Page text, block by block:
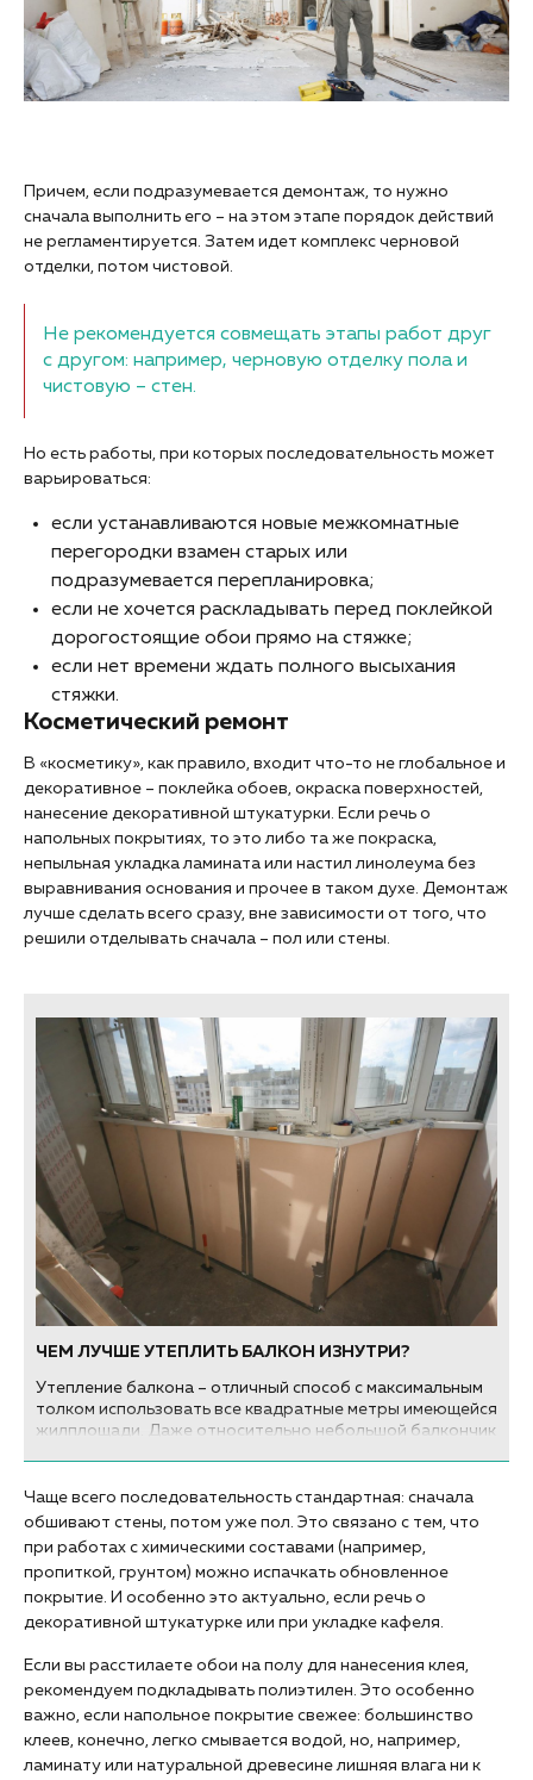
Причем, если подразумевается демонтаж, то нужно
сначала выполнить его – на этом этапе порядок действий
не регламентируется. Затем идет комплекс черновой
отделки, потом чистовой.
Не рекомендуется совмещать этапы работ друг
с другом: например, черновую отделку пола и
чистовую – стен.
Но есть работы, при которых последовательность может
варьироваться:
если устанавливаются новые межкомнатные
перегородки взамен старых или
подразумевается перепланировка;
если не хочется раскладывать перед поклейкой
дорогостоящие обои прямо на стяжке;
если нет времени ждать полного высыхания
стяжки.
Косметический ремонт
В «косметику», как правило, входит что-то не глобальное и
декоративное – поклейка обоев, окраска поверхностей,
нанесение декоративной штукатурки. Если речь о
напольных покрытиях, то это либо та же покраска,
непыльная укладка ламината или настил линолеума без
выравнивания основания и прочее в таком духе. Демонтаж
лучше сделать всего сразу, вне зависимости от того, что
решили отделывать сначала – пол или стены.
ЧЕМ ЛУЧШЕ УТЕПЛИТЬ БАЛКОН ИЗНУТРИ?
Утепление балкона – отличный способ с максимальным
толком использовать все квадратные метры имеющейся
жилплощади. Даже относительно небольшой балкончик
ветер, несущий пыль с улицы, или шум. Мы уже
рассказывали о том, какие работы нужно провести, а
теперь поговорим о том, чем лучше утеплить балкон
изнутри.
Чаще всего последовательность стандартная: сначала
обшивают стены, потом уже пол. Это связано с тем, что
при работах с химическими составами (например,
пропиткой, грунтом) можно испачкать обновленное
покрытие. И особенно это актуально, если речь о
декоративной штукатурке или при укладке кафеля.
Если вы расстилаете обои на полу для нанесения клея,
рекомендуем подкладывать полиэтилен. Это особенно
важно, если напольное покрытие свежее: большинство
клеев, конечно, легко смывается водой, но, например,
ламинату или натуральной древесине лишняя влага ни к